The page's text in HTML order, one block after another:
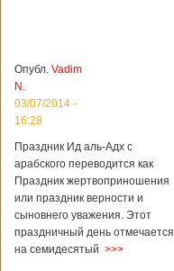
Опубл. Vadim
N.
03/07/2014 -
16:28
Праздник Ид аль-Адх с
арабского переводится как
Праздник жертвоприношения
или праздник верности и
сыновнего уважения. Этот
праздничный день отмечается
на семидесятый >>>